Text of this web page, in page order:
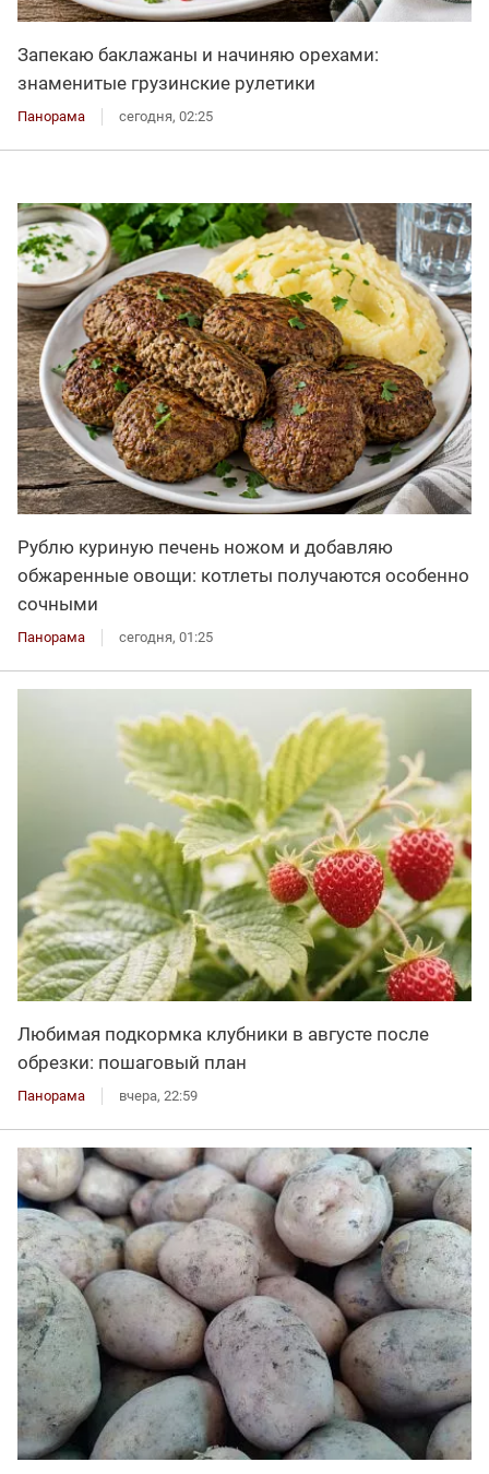
Запекаю баклажаны и начиняю орехами:
знаменитые грузинские рулетики
Панорама сегодня, 02:25
Рублю куриную печень ножом и добавляю
обжаренные овощи: котлеты получаются особенно
сочными
Панорама сегодня, 01:25
Любимая подкормка клубники в августе после
обрезки: пошаговый план
Панорама вчера, 22:59